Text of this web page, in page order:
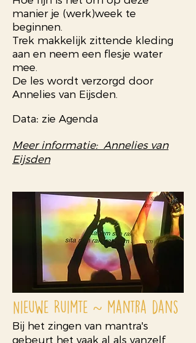
manier je (werk)week te
beginnen.
Trek makkelijk zittende kleding
aan en neem een flesje water
mee.
De les wordt verzorgd door
Annelies van Eijsden.
Data: zie Agenda
Meer informatie: Annelies van
Eijsden
Nieuwe Ruimte ~ mantra dans
Bij het zingen van mantra's
gebeurt het vaak al als vanzelf